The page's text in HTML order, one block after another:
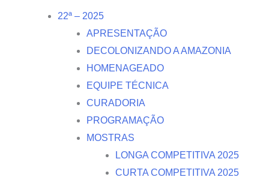
22ª – 2025
APRESENTAÇÃO
DECOLONIZANDO A AMAZONIA
HOMENAGEADO
EQUIPE TÉCNICA
CURADORIA
PROGRAMAÇÃO
MOSTRAS
LONGA COMPETITIVA 2025
CURTA COMPETITIVA 2025